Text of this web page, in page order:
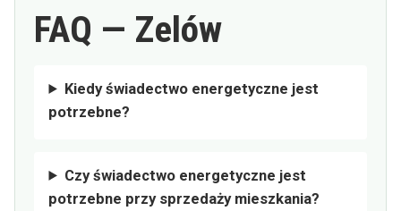
FAQ — Zelów
Kiedy świadectwo energetyczne jest
potrzebne?
Czy świadectwo energetyczne jest
potrzebne przy sprzedaży mieszkania?